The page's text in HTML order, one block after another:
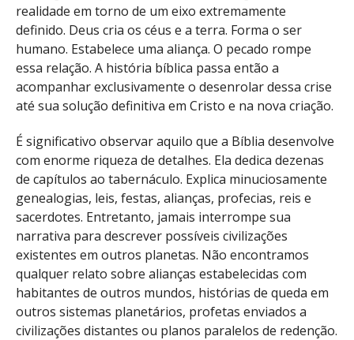
realidade em torno de um eixo extremamente
definido. Deus cria os céus e a terra. Forma o ser
humano. Estabelece uma aliança. O pecado rompe
essa relação. A história bíblica passa então a
acompanhar exclusivamente o desenrolar dessa crise
até sua solução definitiva em Cristo e na nova criação.
É significativo observar aquilo que a Bíblia desenvolve
com enorme riqueza de detalhes. Ela dedica dezenas
de capítulos ao tabernáculo. Explica minuciosamente
genealogias, leis, festas, alianças, profecias, reis e
sacerdotes. Entretanto, jamais interrompe sua
narrativa para descrever possíveis civilizações
existentes em outros planetas. Não encontramos
qualquer relato sobre alianças estabelecidas com
habitantes de outros mundos, histórias de queda em
outros sistemas planetários, profetas enviados a
civilizações distantes ou planos paralelos de redenção.